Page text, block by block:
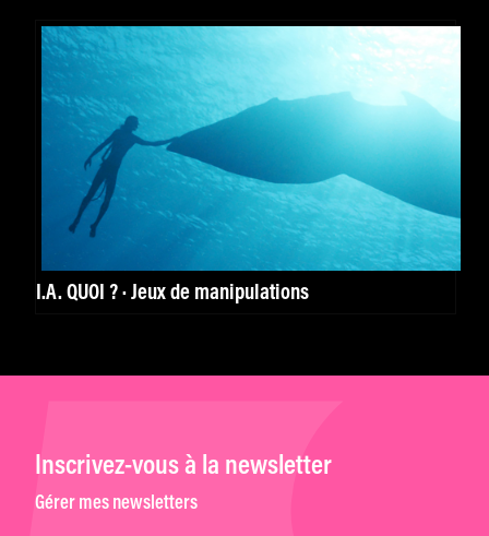
I.A. QUOI ? · Jeux de manipulations
Inscrivez-vous à la newsletter
Gérer mes newsletters